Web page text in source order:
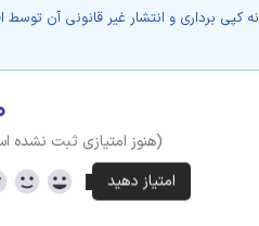
برداری و انتشار غیر قانونی آن توسط
(هنوز امتیازی ثبت نشده